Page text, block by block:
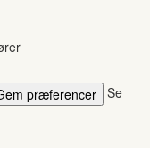
præferencer
Se